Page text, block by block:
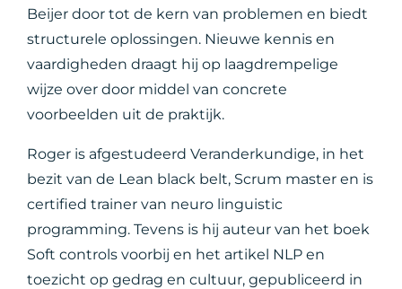
Beijer door tot de kern van problemen en biedt
structurele oplossingen. Nieuwe kennis en
vaardigheden draagt hij op laagdrempelige
wijze over door middel van concrete
voorbeelden uit de praktijk.
Roger is afgestudeerd Veranderkundige, in het
bezit van de Lean black belt, Scrum master en is
certified trainer van neuro linguistic
programming. Tevens is hij auteur van het boek
Soft controls voorbij en het artikel NLP en
toezicht op gedrag en cultuur, gepubliceerd in